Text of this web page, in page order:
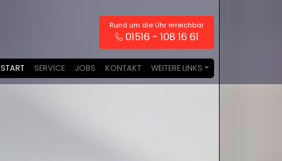
Rund um die Uhr erreichbar
01516 - 108 16 61
START SERVICE JOBS KONTAKT WEITERE LINKS